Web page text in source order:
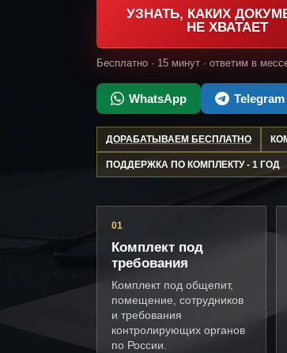
УЗНАТЬ, КАКИХ
НЕ ХВАТАЕТ
Бесплатно · 15 минут · ответим в
WhatsApp Telegram
ДОРАБАТЫВАЕМ БЕСПЛАТНО
ПОДДЕРЖКА ПО КОМПЛЕКТУ - 1 ГОД
01
Комплект под
требования
Комплект под общепит,
помещение, сотрудников
и требования
контролирующих органов
по России.